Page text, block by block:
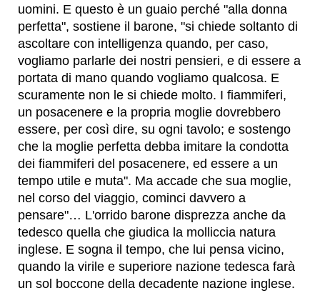
uomini. E questo è un guaio perché "alla donna
perfetta", sostiene il barone, "si chiede soltanto di
ascoltare con intelligenza quando, per caso,
vogliamo parlarle dei nostri pensieri, e di essere a
portata di mano quando vogliamo qualcosa. E
scuramente non le si chiede molto. I fiammiferi,
un posacenere e la propria moglie dovrebbero
essere, per così dire, su ogni tavolo; e sostengo
che la moglie perfetta debba imitare la condotta
dei fiammiferi del posacenere, ed essere a un
tempo utile e muta". Ma accade che sua moglie,
nel corso del viaggio, cominci davvero a
pensare"… L'orrido barone disprezza anche da
tedesco quella che giudica la molliccia natura
inglese. E sogna il tempo, che lui pensa vicino,
quando la virile e superiore nazione tedesca farà
un sol boccone della decadente nazione inglese.